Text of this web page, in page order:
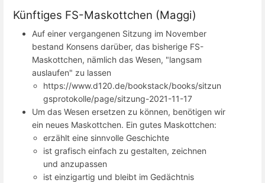
Künftiges FS-Maskottchen (Maggi)
Auf einer vergangenen Sitzung im November
bestand Konsens darüber, das bisherige FS-
Maskottchen, nämlich das Wesen, "langsam
auslaufen" zu lassen
https://www.d120.de/bookstack/books/sitzun
gsprotokolle/page/sitzung-2021-11-17
Um das Wesen ersetzen zu können, benötigen wir
ein neues Maskottchen. Ein gutes Maskottchen:
erzählt eine sinnvolle Geschichte
ist grafisch einfach zu gestalten, zeichnen
und anzupassen
ist einzigartig und bleibt im Gedächtnis